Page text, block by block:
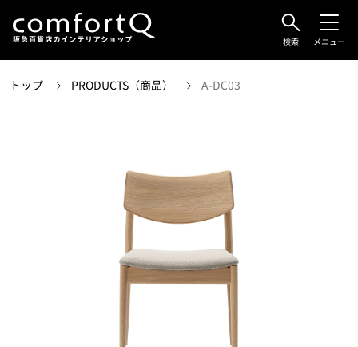
検索 メニュー
トップ PRODUCTS（商品） A-DC03